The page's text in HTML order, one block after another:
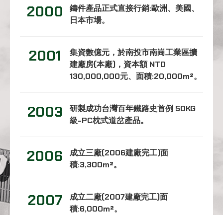
2000
鑄件產品正式直接行銷:歐洲、美國、
日本市場。
2001
集資數億元，於南投市南崗工業區擴
建廠房(本廠)，資本額 NTD
130,000,000元、面積:20,000m²。
2003
研製成功台灣百年鐵路史首例 50KG
級-PC枕式道岔產品。
2006
成立三廠(2006建廠完工)面
積:3,300m²。
2007
成立二廠(2007建廠完工)面
積:6,000m²。